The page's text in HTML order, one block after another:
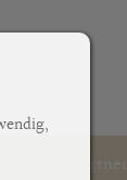
Unsere Partner